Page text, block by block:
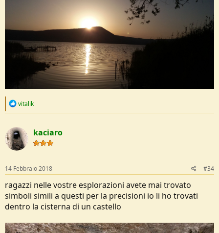
R
c
t
i
o
s
:
vitalik
kaciaro
14 Febbraio 2018 #34
ragazzi nelle vostre esplorazioni avete mai trovato
simboli simili a questi per la precisioni io li ho trovati
dentro la cisterna di un castello